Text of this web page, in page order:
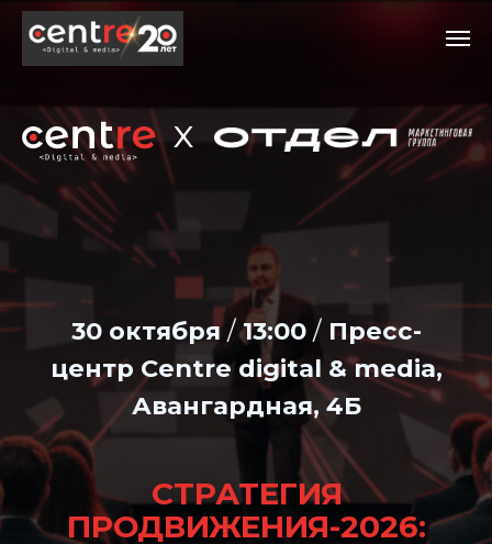
СТРАТЕГИЯ
ПРОДВИЖЕНИЯ-2026:
какие подходы
и инструменты
эффективность
рекламы
30 октября /
центр Centre digital & media,
Авангардная, 4Б